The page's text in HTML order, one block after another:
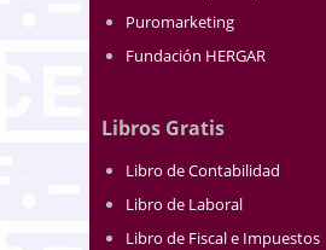
Puromarketing
Fundación HERGAR
Libros Gratis
Libro de Contabilidad
Libro de Laboral
Libro de Fiscal e Impuestos